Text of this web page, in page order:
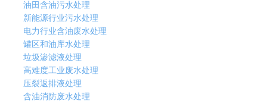
油田含油污水处理
新能源行业污水处理
电力行业含油废水处理
罐区和油库水处理
垃圾渗滤液处理
高难度工业废水处理
压裂返排液处理
含油消防废水处理